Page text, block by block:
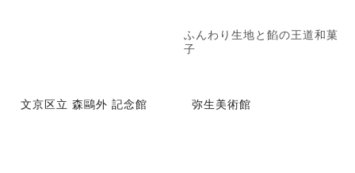
ふんわり生地と餡の王道和菓
子
文京区立 森鷗外 記念館 弥生美術館